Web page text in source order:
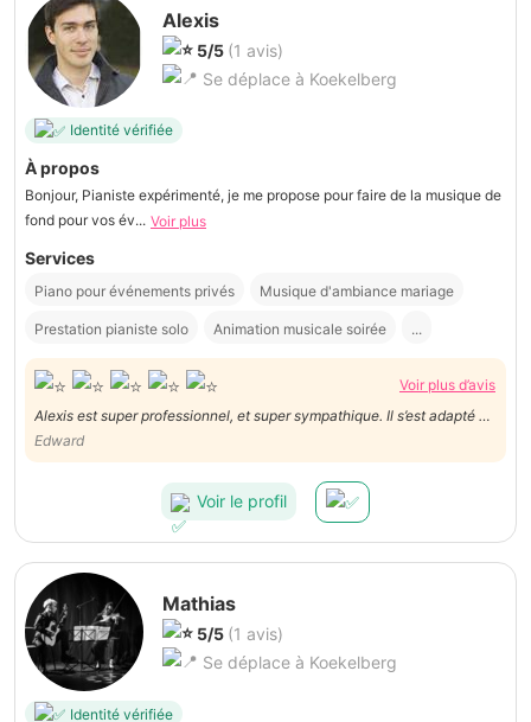
Alexis
5/5 (1 avis)
Se déplace à Koekelberg
Identité vérifiée
À propos
Bonjour, Pianiste expérimenté, je me propose pour faire de la musique de
fond pour vos év... Voir plus
Services
Piano pour événements privés Musique d'ambiance mariage
Prestation pianiste solo Animation musicale soirée ...
Voir plus d’avis
Alexis est super professionnel, et super sympathique. Il s’est adapté en
quelques jours et a su jouer les 3 morceaux que nous lui avions
demandé. On le recommande les yeux fermés.
Edward
Voir le profil
Mathias
5/5 (1 avis)
Se déplace à Koekelberg
Identité vérifiée